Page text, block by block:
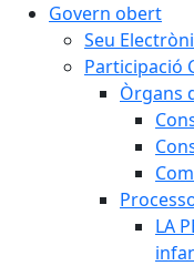
Govern obert
Seu
Participació
Òrgans
LA